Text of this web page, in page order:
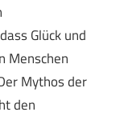
Glück und
Menschen
Mythos der
den